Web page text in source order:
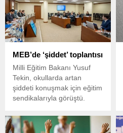
MEB’de ‘şiddet’ toplantısı
Milli Eğitim Bakanı Yusuf
Tekin, okullarda artan
şiddeti konuşmak için eğitim
sendikalarıyla görüştü.
çözümü için “demokratik
sürecin” işletilmesini istedi.